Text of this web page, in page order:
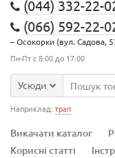
(044) 332-22-
(066) 592-22-
– Осокорки (вул. Садова,
Пн-Пт с 8:00 до 17:00
Усюди
Наприклад: трап
Викачати каталог
Корисні статті